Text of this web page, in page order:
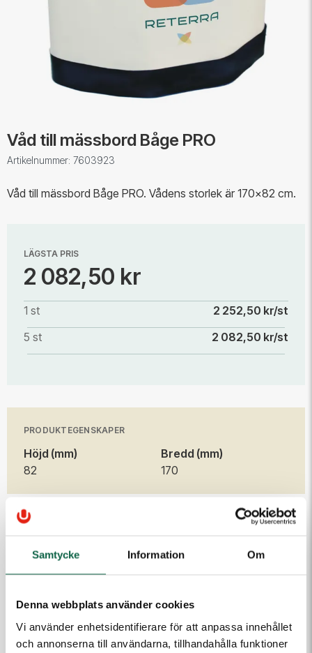
Samtycke Information Om
Denna webbplats använder cookies
Vi använder enhetsidentifierare för att anpassa innehållet
och annonserna till användarna, tillhandahålla funktioner
Våd till mässbord Båge PRO
Artikelnummer: 7603923
Våd till mässbord Båge PRO. Vådens storlek är 170x82 cm.
LÄGSTA PRIS
2 082,50 kr
1 st
2 252,50 kr/st
5 st
2 082,50 kr/st
PRODUKTEGENSKAPER
Höjd (mm)
82
Bredd (mm)
170
Produkten är en beställningsvara. Ange dina uppgifter
E-post
Telefon